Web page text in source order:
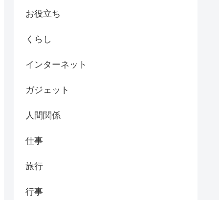
お役立ち
くらし
インターネット
ガジェット
人間関係
仕事
旅行
行事